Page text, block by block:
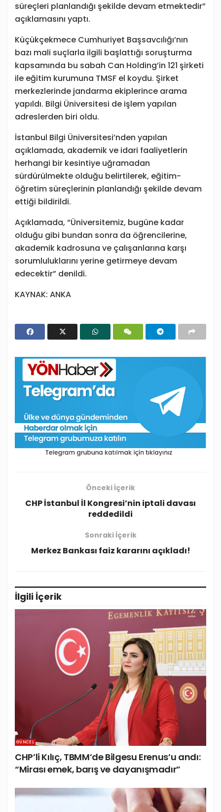
süreçleri planlandığı şekilde devam etmektedir”
açıklamasını yaptı.
Küçükçekmece Cumhuriyet Başsavcılığı’nın
bazı mali suçlarla ilgili başlattığı soruşturma
kapsamında bu sabah Can Holding’in 121 şirketi
ile eğitim kurumuna TMSF el koydu. Şirket
merkezlerinde jandarma ekiplerince arama
yapıldı. Bilgi Üniversitesi de işlem yapılan
adreslerden biri oldu.
İstanbul Bilgi Üniversitesi’nden yapılan
açıklamada, akademik ve idari faaliyetlerin
herhangi bir kesintiye uğramadan
sürdürülmekte olduğu belirtilerek, eğitim-
öğretim süreçlerinin planlandığı şekilde devam
ettiği bildirildi.
Açıklamada, “Üniversitemiz, bugüne kadar
olduğu gibi bundan sonra da öğrencilerine,
akademik kadrosuna ve çalışanlarına karşı
sorumluluklarını yerine getirmeye devam
edecektir” denildi.
KAYNAK: ANKA
Önceki İçerik
CHP İstanbul İl Kongresi’nin iptali davası
reddedildi
Sonraki İçerik
Merkez Bankası faiz kararını açıkladı!
İlgili İçerik
GÜNCEL
CHP’li Kılıç, TBMM’de Bilgesu Erenus’u andı:
“Mirası emek, barış ve dayanışmadır”